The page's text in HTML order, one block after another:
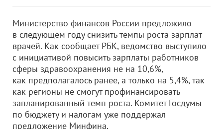
Министерство финансов России предложило
в следующем году снизить темпы роста зарплат
врачей. Как сообщает РБК, ведомство выступило
с инициативой повысить зарплаты работников
сферы здравоохранения не на 10,6%,
как предполагалось ранее, а только на 5,4%, так
как регионы не смогут профинансировать
запланированный темп роста. Комитет Госдумы
по бюджету и налогам уже поддержал
предложение Минфина.